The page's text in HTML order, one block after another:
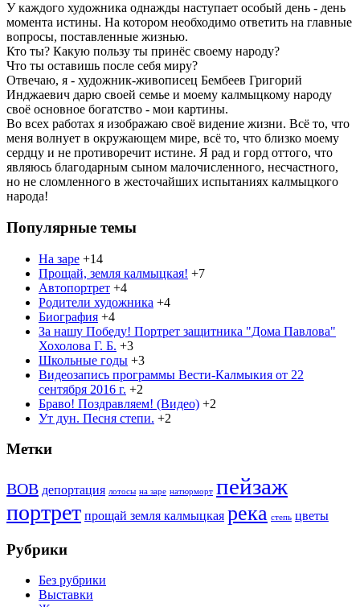
У каждого художника однажды наступает особый день - день
момента истины. На котором необходимо ответить на главные
вопросы, поставленные жизнью.
Кто ты? Какую пользу ты принёс своему народу?
Что ты оставишь после себя миру?
Отвечаю, я - художник-живописец Бембеев Григорий
Инджаевич дарю своей семье и моему калмыцкому народу
своё основное богатство - мои картины.
Во всех работах я изображаю своё видение жизни. Всё то, что
меня волнует в окружающем мире, всё то, что близко моему
сердцу и не противоречит истине. Я рад и горд оттого, что
являюсь благодарным сыном малочисленного, несчастного,
но не сломленного в жесточайших испытаниях калмыцкого
народа!
Популярные темы
На заре +14
Прощай, земля калмыцкая! +7
Автопортрет +4
Родители художника +4
Биография +4
За нашу Победу! Портрет защитника "Дома Павлова"
Хохолова Г. Б. +3
Школьные годы +3
Видеозапись программы Вести-Калмыкия от 22
сентября 2016 г. +2
Браво! Поздравляем! (Видео) +2
Ут дун. Песня степи. +2
Метки
ВОВ депортация лотосы на заре натюрморт пейзаж
портрет прощай земля калмыцкая река степь цветы
Рубрики
Без рубрики
Выставки